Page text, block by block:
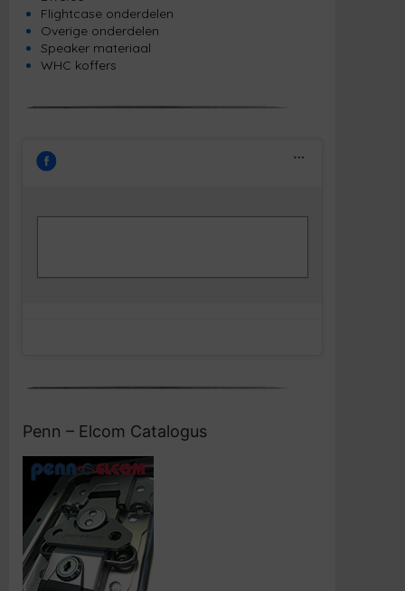
Flightcase onderdelen
Overige onderdelen
Speaker materiaal
WHC koffers
Penn – Elcom Catalogus